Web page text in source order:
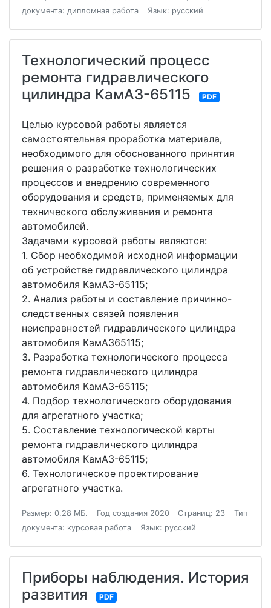
документа: дипломная работа
Язык: русский
Технологический процесс
ремонта гидравлического
цилиндра КамАЗ-65115
PDF
Целью курсовой работы является
самостоятельная проработка материала,
необходимого для обоснованного принятия
решения о разработке технологических
процессов и внедрению современного
оборудования и средств, применяемых для
технического обслуживания и ремонта
автомобилей.
Задачами курсовой работы являются:
1. Сбор необходимой исходной информации
об устройстве гидравлического цилиндра
автомобиля КамАЗ-65115;
2. Анализ работы и составление причинно-
следственных связей появления
неисправностей гидравлического цилиндра
автомобиля КамАЗ65115;
3. Разработка технологического процесса
ремонта гидравлического цилиндра
автомобиля КамАЗ-65115;
4. Подбор технологического оборудования
для агрегатного участка;
5. Составление технологической карты
ремонта гидравлического цилиндра
автомобиля КамАЗ-65115;
6. Технологическое проектирование
агрегатного участка.
Размер: 0.28 МБ. Год создания 2020 Страниц: 23
Тип
документа: курсовая работа
Язык: русский
Приборы наблюдения. История
развития
PDF